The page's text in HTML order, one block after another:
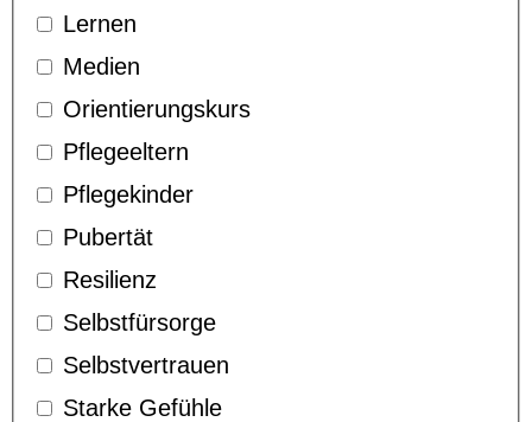
Lernen
Medien
Orientierungskurs
Pflegeeltern
Pflegekinder
Pubertät
Resilienz
Selbstfürsorge
Selbstvertrauen
Starke Gefühle